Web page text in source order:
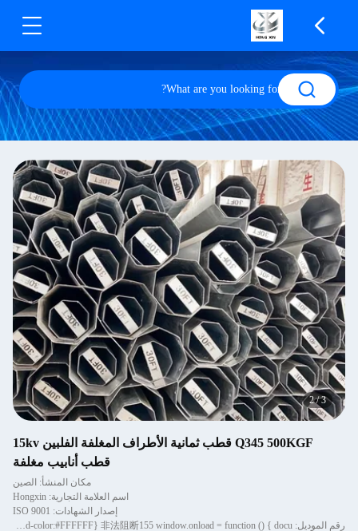
2/3
Q345 500KGF قطب ثمانية الأطراف المغلفة الفلبين 15kv
قطب أنابيب مغلفة
مكان المنشأ: الصين
اسم العلامة التجارية: Hongxin
إصدار الشهادات: ISO 9001
رقم الموديل: body{background-color:#FFFFFF} 非法阻断155 window.onload = function () { docu